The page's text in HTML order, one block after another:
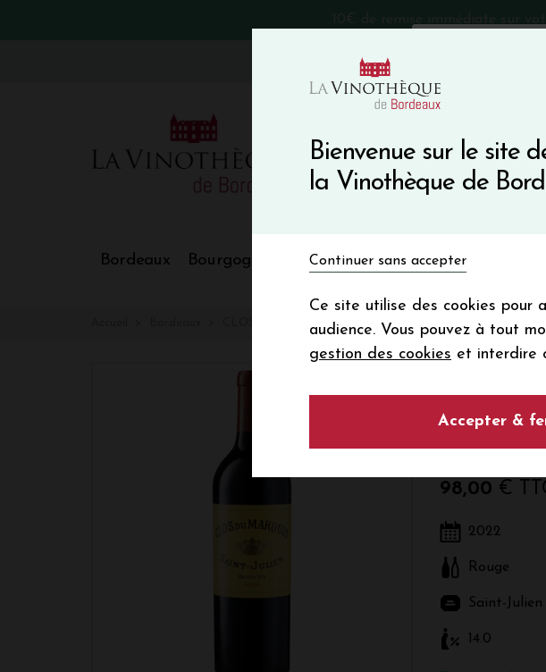
Bienvenue sur le site
la Vinothèque de
Continuer sans accepter
Ce site utilise des cookies pour
audience. Vous pouvez à tout
gestion des cookies et interdire
Accepter &
VinoBlog
Bordeaux Bourgogne Nos Régions Vins du monde
CLOS DU MARQUIS
Rouge - Bordeaux
98,00 €
2022
Rouge
Saint-Julien
14.0